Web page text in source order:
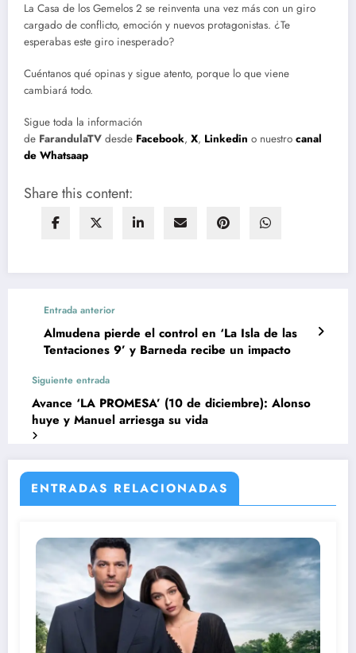
La Casa de los Gemelos 2 se reinventa una vez más con un giro
cargado de conflicto, emoción y nuevos protagonistas. ¿Te
esperabas este giro inesperado?
Cuéntanos qué opinas y sigue atento, porque lo que viene
cambiará todo.
Sigue toda la información
de FarandulaTV desde Facebook, X, Linkedin o nuestro canal
de Whatsaap
Share this content:
Entrada anterior
Almudena pierde el control en ‘La Isla de las
Tentaciones 9’ y Barneda recibe un impacto
Siguiente entrada
Avance ‘LA PROMESA’ (10 de diciembre): Alonso
huye y Manuel arriesga su vida
ENTRADAS RELACIONADAS